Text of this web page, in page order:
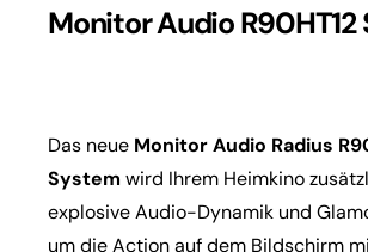
Monitor Audio R90HT12
Das neue Monitor Audio Radius
System wird Ihrem Heimkino
explosive Audio-Dynamik und
um die Action auf dem Bildschirm